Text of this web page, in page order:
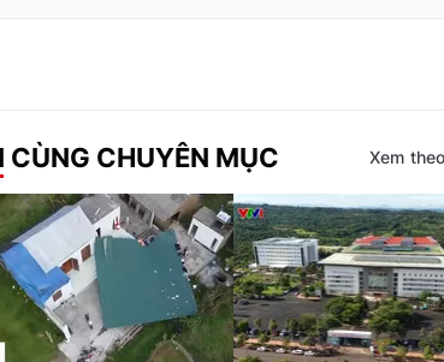
CÙNG CHUYÊN MỤC Xem